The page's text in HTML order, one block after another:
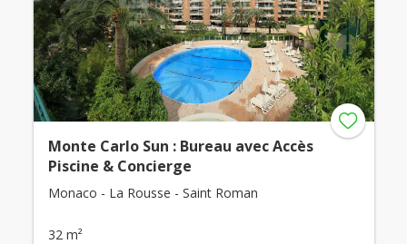
Monte Carlo Sun : Bureau avec Accès
Piscine & Concierge
Monaco - La Rousse - Saint Roman
32 m²